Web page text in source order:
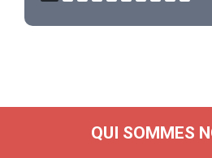
QUI SOMMES